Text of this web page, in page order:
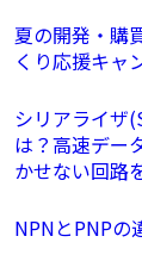
夏の開発・購
くり応援キャ
シリアライザ
は？高速デー
かせない回路
NPNとPNPの